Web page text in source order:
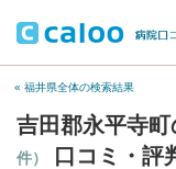
« 福井県全体の検索結果
吉田郡永平寺
件）
口コミ・評